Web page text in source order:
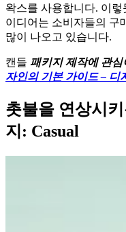
왁스를 사용합니다. 이
이디어는 소비자들의 구
많이 나오고 있습니다.
캔들 패키지 제작에 관
자인의 기본 가이드 – 디
촛불을 연상시
지: Casual